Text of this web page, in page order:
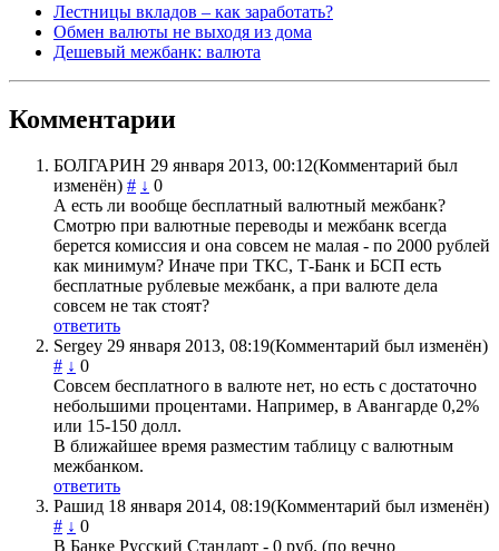
Лестницы вкладов – как заработать?
Обмен валюты не выходя из дома
Дешевый межбанк: валюта
Комментарии
БОЛГАРИН 29 января 2013, 00:12(Комментарий был
изменён) # ↓ 0
А есть ли вообще бесплатный валютный межбанк?
Смотрю при валютные переводы и межбанк всегда
берется комиссия и она совсем не малая - по 2000 рублей
как минимум? Иначе при ТКС, Т-Банк и БСП есть
бесплатные рублевые межбанк, а при валюте дела
совсем не так стоят?
ответить
Sergey 29 января 2013, 08:19(Комментарий был изменён)
# ↓ 0
Совсем бесплатного в валюте нет, но есть с достаточно
небольшими процентами. Например, в Авангарде 0,2%
или 15-150 долл.
В ближайшее время разместим таблицу с валютным
межбанком.
ответить
Рашид 18 января 2014, 08:19(Комментарий был изменён)
# ↓ 0
В Банке Русский Стандарт - 0 руб. (по вечно